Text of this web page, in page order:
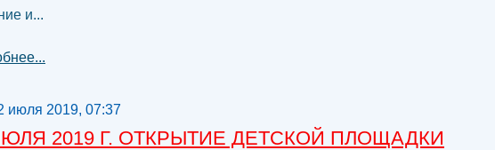
и...
июля 2019, 07:37
2019 Г. ОТКРЫТИЕ ДЕТСКОЙ ПЛОЩАДКИ